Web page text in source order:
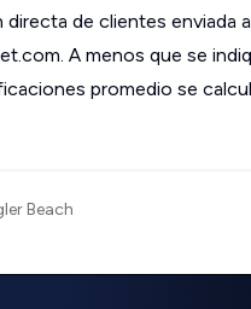
de clientes enviada a
A menos que se
promedio se
Beach